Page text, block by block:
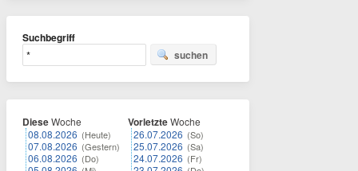
Suchbegriff
suchen
DieseWoche
08.08.2026 (Heute)
07.08.2026 (Gestern)
06.08.2026 (Do)
VorletzteWoche
26.07.2026 (So)
25.07.2026 (Sa)
24.07.2026 (Fr)